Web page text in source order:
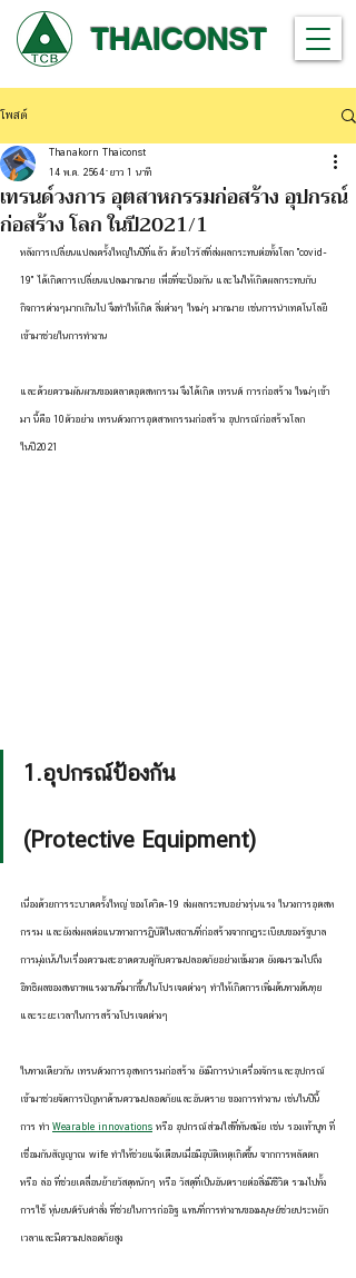
THAICONST
โพสต์
เทรนด์วงการ อุตสาหกรรมก่อสร้าง อุปกรณ์
ก่อสร้าง โลก ในปี2021/1
Thanakorn Thaiconst
14 พ.ค. 2564 ยาว 1 นาที
หลังการเปลี่ยนแปลงครั้งใหญ่ในปีที่แล้ว ด้วยไวรัสที่ส่งผลกระทบต่อทั้งโลก "covid-
19" ได้เกิดการเปลี่ยนแปลงมากมาย เพื่อที่จะป้องกัน และไม่ให้เกิดผลกระทบกับ
กิจการต่างๆมากเกินไป จึงทำให้เกิด สิ่งต่างๆ ใหม่ๆ มากมาย เช่นการนำเทคโนโลยี
เข้ามาช่วยในการทำงาน
และด้วยความผันผวนของตลาดอุตสหกรรม จึงได้เกิด เทรนด์ การก่อสร้าง ใหม่ๆเข้า
มา นี้คือ 10ตัวอย่าง เทรนด์วงการอุตสาหกรรมก่อสร้าง อุปกรณ์ก่อสร้างโลก
ในปี2021
1.อุปกรณ์ป้องกัน
(Protective Equipment)
เนื่องด้วยการระบาดครั้งใหญ่ ของโควิด-19 ส่งผลกระทบอย่างรุ่นแรง ในวงการอุตสห
กรรม และยังส่งผลต่อแนวทางการฏิบัติในสถานที่ก่อสร้างจากกฎระเบียบของรัฐบาล
การมุ่งเน้นในเรื่องความสะอาดควบคู่กับความปลอดภัยอย่างเข้มงวด ยังคมรวมไปถึง
อิทธิผลของสหภาพแรงงานที่มากขึ้นในโปรเจคต่างๆ ทำให้เกิดการเพิ่มต้นทางต้นทุย
และระยะเวลาในการสร้างโปรเจคต่างๆ
ในทางเดียวกัน เทรนด์วงการอุสหกรรมก่อสร้าง ยังมีการนำเครื่องจักรและอุปกรณ์
เข้ามาช่วยจัดการปัญหาด้านความปลอดภัยและอันตราย ของการทำงาน เช่นในปีนี้
การ ทำ Wearable innovations หรือ อุปกรณ์ส่วมใส่ที่ทันสมัย เช่น รองเท้าบูท ที่
เชื่อมกันสัญญาณ wife ทำให้ช่วยแจ้งเตือนเมื่อมีอุบัติเหตุเกิดขึ้น จากการพลัดตก
หรือ ล่อ ที่ช่วยเคลื่อนย้ายวัสดุหนักๆ หรือ วัสดุที่เป็นอันตรายต่อสิ่งมีชีวิต รวมไปทั้ง
การใช้ หุ่นยนต์รับคำสั่ง ที่ช่วยในการก่ออิฐ แทนที่การทำงานของมนุษย์ช่วยประหยัก
เวลาและมีความปลอดภัยสูง